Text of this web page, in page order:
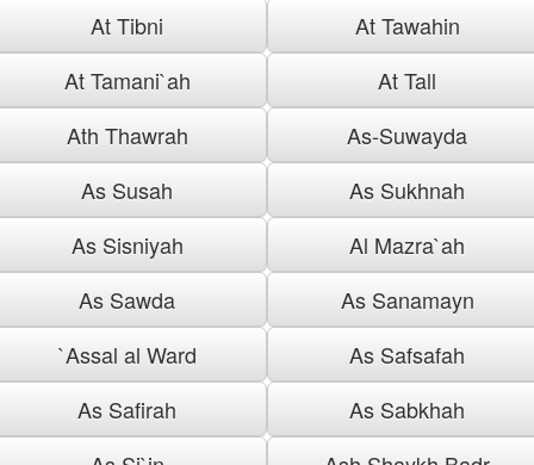
At Tibni
At Tawahin
At Tamani`ah
At Tall
Ath Thawrah
As-Suwayda
As Susah
As Sukhnah
As Sisniyah
Al Mazra`ah
As Sawda
As Sanamayn
`Assal al Ward
As Safsafah
As Safirah
As Sabkhah